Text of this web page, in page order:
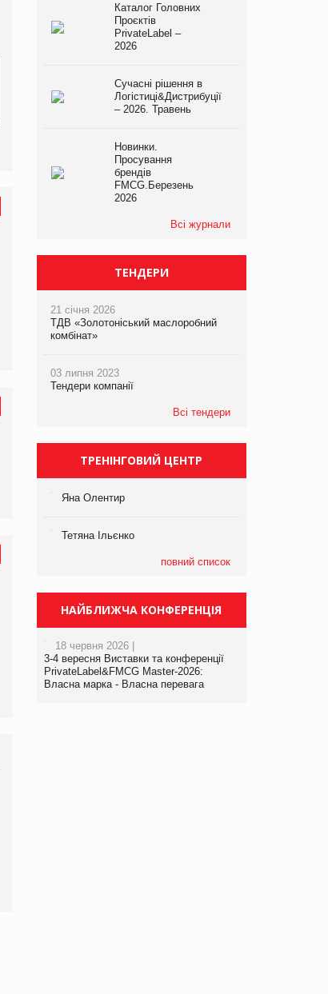
Amazon поверне клієнтам
600 млн доларів за раніше
У Євросоюзі набули
Олексій Логачов-Михайлов
виробництва
Яна Сараніна, директор
компанії «УкраМарин»
Каталог Головних
Проєктів
PrivateLabel –
2026
Сучасні рішення в
Логістиці&Дистрибуції
– 2026. Травень
Новинки.
Просування
брендів
FMCG.Березень
2026
Всі журнали
ТЕНДЕРИ
21 січня 2026
ТДВ «Золотоніський маслоробний
комбінат»
03 липня 2023
Тендери компанії
Всі тендери
ТРЕНІНГОВИЙ ЦЕНТР
Яна Олентир
Тетяна Ільєнко
повний список
НАЙБЛИЖЧА КОНФЕРЕНЦІЯ
18 червня 2026 |
3-4 вересня Виставки та конференції
PrivateLabel&FMCG Master-2026:
Власна марка - Власна перевага